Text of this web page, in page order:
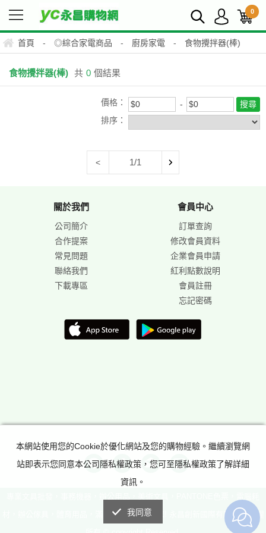
0
首頁 - ◎綜合家電商品 - 廚房家電 - 食物攪拌器(棒)
食物攪拌器(棒) 共 0 個結果
價格：
排序：
< 1/1
關於我們
公司簡介
合作提案
常見問題
聯絡我們
下載專區
會員中心
訂單查詢
修改會員資料
企業會員申請
紅利點數說明
會員註冊
忘記密碼
材，辦公傢具，體育用品，滿足所有辦公室需求! 永昌創新國際有限公司 版權
本網站使用您的Cookie於優化網站及您的購物經驗。繼續瀏覽網
站即表示您同意本公司隱私權政策，您可至隱私權政策了解詳細
資訊。
我同意